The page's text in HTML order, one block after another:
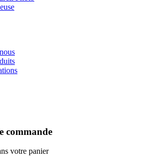
commande
votre panier